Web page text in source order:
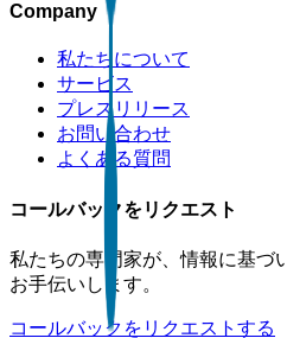
Company
私たちについて
サービス
プレスリリース
お問い合わせ
よくある質問
コールバックをリクエスト
私たちの専門家が、情報に基づ
お手伝いします。
コールバックをリクエストする